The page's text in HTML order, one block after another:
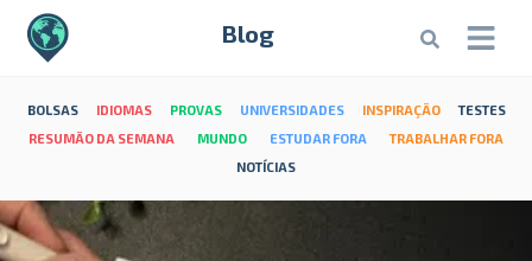
Blog
BOLSAS IDIOMAS PROVAS UNIVERSIDADES INSPIRAÇÃO
TESTES
RESUMÃO DA SEMANA
MUNDO ESTUDAR FORA
TRABALHAR FORA
NOTÍCIAS